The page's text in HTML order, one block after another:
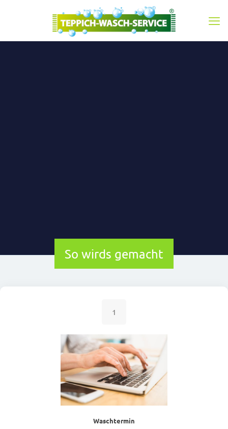
So wirds gemacht
1
Waschtermin